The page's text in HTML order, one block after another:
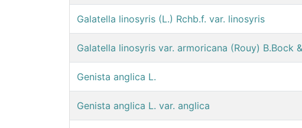
Galatella linosyris (L.) Rchb.f. var. linosyris
Galatella linosyris var. armoricana (Rouy) B.Bock
Genista anglica L.
Genista anglica L. var. anglica